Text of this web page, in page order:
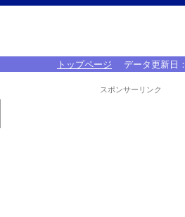
トップページ データ更新日：
スポンサーリンク